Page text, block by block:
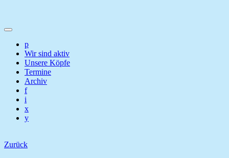
p
Wir sind aktiv
Unsere Köpfe
Termine
Archiv
f
i
x
y
Zurück